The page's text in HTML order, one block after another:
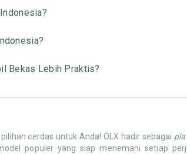
Bekas Lebih Praktis?
pilihan cerdas untuk Anda! OLX hadir sebagai
populer yang siap menemani setiap